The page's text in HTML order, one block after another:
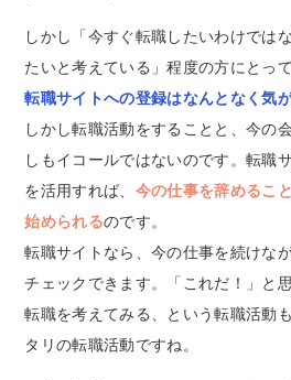
しかし「今すぐ転職したいわけでは
たいと考えている」程度の方にとっ
転職サイトへの登録はなんとなく気
しかし転職活動をすることと、今の
しもイコールではないのです。転職
を活用すれば、 今の仕事を辞めるこ
始められるのです。
転職サイトなら、今の仕事を続けな
チェックできます。「これだ！」と
転職を考えてみる、という転職活動
タリの転職活動ですね。